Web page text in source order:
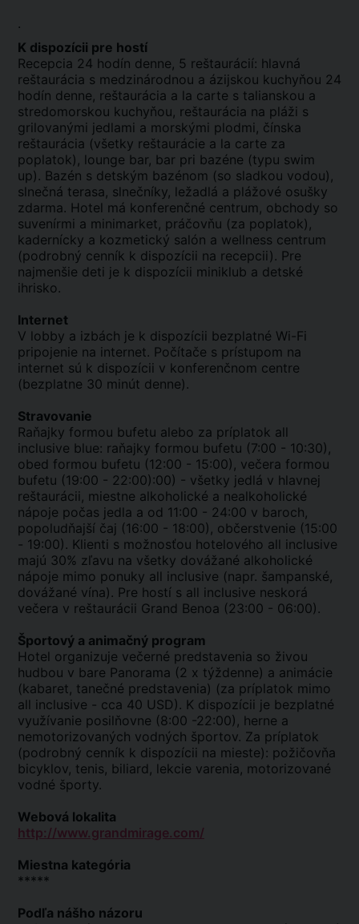
.
K dispozícii pre hostí
Recepcia 24 hodín denne, 5 reštaurácií: hlavná
reštaurácia s medzinárodnou a ázijskou kuchyňou 24
hodín denne, reštaurácia a la carte s talianskou a
stredomorskou kuchyňou, reštaurácia na pláži s
grilovanými jedlami a morskými plodmi, čínska
reštaurácia (všetky reštaurácie a la carte za
poplatok), lounge bar, bar pri bazéne (typu swim
up). Bazén s detským bazénom (so sladkou vodou),
slnečná terasa, slnečníky, ležadlá a plážové osušky
zdarma. Hotel má konferenčné centrum, obchody so
suvenírmi a minimarket, práčovňu (za poplatok),
kadernícky a kozmetický salón a wellness centrum
(podrobný cenník k dispozícii na recepcii). Pre
najmenšie deti je k dispozícii miniklub a detské
ihrisko.
Internet
V lobby a izbách je k dispozícii bezplatné Wi-Fi
pripojenie na internet. Počítače s prístupom na
internet sú k dispozícii v konferenčnom centre
(bezplatne 30 minút denne).
Stravovanie
Raňajky formou bufetu alebo za príplatok all
inclusive blue: raňajky formou bufetu (7:00 - 10:30),
obed formou bufetu (12:00 - 15:00), večera formou
bufetu (19:00 - 22:00):00) - všetky jedlá v hlavnej
reštaurácii, miestne alkoholické a nealkoholické
nápoje počas jedla a od 11:00 - 24:00 v baroch,
popoludňajší čaj (16:00 - 18:00), občerstvenie (15:00
- 19:00). Klienti s možnosťou hotelového all inclusive
majú 30% zľavu na všetky dovážané alkoholické
nápoje mimo ponuky all inclusive (napr. šampanské,
dovážané vína). Pre hostí s all inclusive neskorá
večera v reštaurácii Grand Benoa (23:00 - 06:00).
Športový a animačný program
Hotel organizuje večerné predstavenia so živou
hudbou v bare Panorama (2 x týždenne) a animácie
(kabaret, tanečné predstavenia) (za príplatok mimo
all inclusive - cca 40 USD). K dispozícii je bezplatné
využívanie posilňovne (8:00 -22:00), herne a
nemotorizovaných vodných športov. Za príplatok
(podrobný cenník k dispozícii na mieste): požičovňa
bicyklov, tenis, biliard, lekcie varenia, motorizované
vodné športy.
Webová lokalita
http://www.grandmirage.com/
Miestna kategória
*****
Podľa nášho názoru